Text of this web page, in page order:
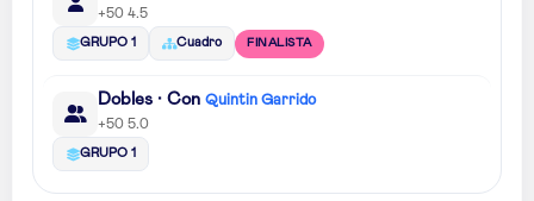
+50 4.5
GRUPO 1 Cuadro FINALISTA
Dobles · Con Quintin Garrido
+50 5.0
GRUPO 1